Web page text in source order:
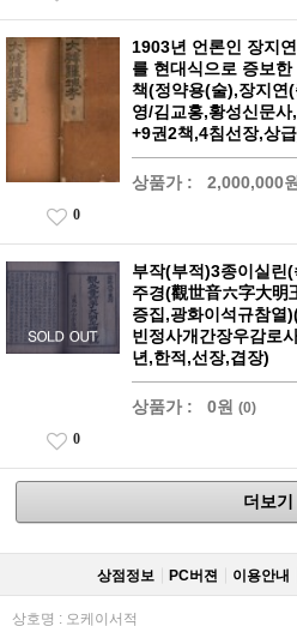
1903년 언론인 장지
를 현대식으로 증보
책(정약용(술),장지연
영/김교홍,황성신문
+9권2책,4침선장,상
상품가 : 2,000,000원
0
부작(부적)3종이실린
주경(觀世音六字大明
증집,광화이석규참열
빈정사개간장우감로
년,한적,선장,겹장)
상품가 : 0원 (0)
0
더보기
상점정보 PC버젼 이용안내
상호명 : 오케이서적